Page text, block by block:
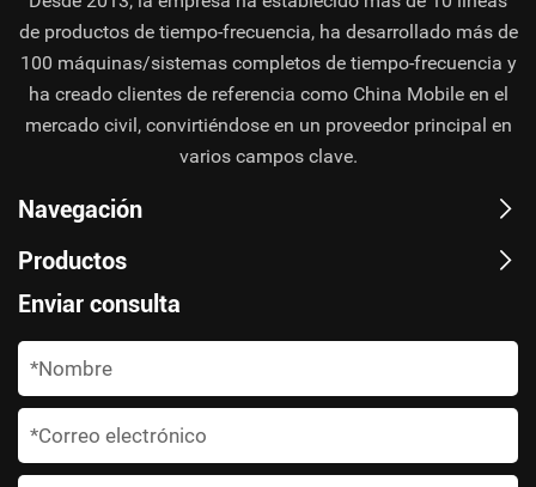
de productos de tiempo-frecuencia, ha desarrollado más de
100 máquinas/sistemas completos de tiempo-frecuencia y
ha creado clientes de referencia como China Mobile en el
mercado civil, convirtiéndose en un proveedor principal en
varios campos clave.
Navegación
Productos
Enviar consulta
*
*